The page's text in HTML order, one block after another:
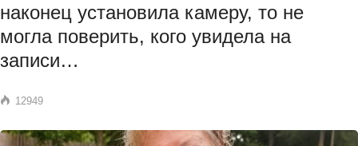
наконец установила камеру, то не
могла поверить, кого увидела на
записи…
12949